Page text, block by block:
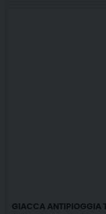
GIACCA ANTIPIOGGIA